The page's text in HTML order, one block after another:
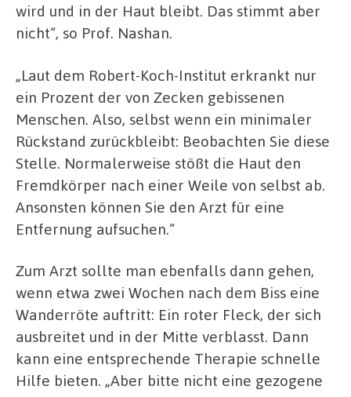
wird und in der Haut bleibt. Das stimmt aber
nicht“, so Prof. Nashan.
„Laut dem Robert-Koch-Institut erkrankt nur
ein Prozent der von Zecken gebissenen
Menschen. Also, selbst wenn ein minimaler
Rückstand zurückbleibt: Beobachten Sie diese
Stelle. Normalerweise stößt die Haut den
Fremdkörper nach einer Weile von selbst ab.
Ansonsten können Sie den Arzt für eine
Entfernung aufsuchen.“
Zum Arzt sollte man ebenfalls dann gehen,
wenn etwa zwei Wochen nach dem Biss eine
Wanderröte auftritt: Ein roter Fleck, der sich
ausbreitet und in der Mitte verblasst. Dann
kann eine entsprechende Therapie schnelle
Hilfe bieten. „Aber bitte nicht eine gezogene